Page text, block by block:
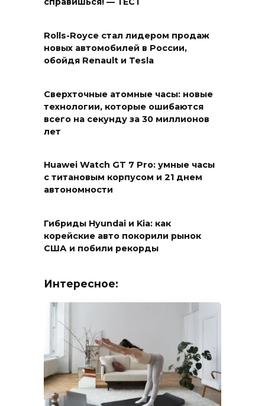
справишься! — ТЕСТ
Rolls-Royce стал лидером продаж
новых автомобилей в России,
обойдя Renault и Tesla
Сверхточные атомные часы: новые
технологии, которые ошибаются
всего на секунду за 30 миллионов
лет
Huawei Watch GT 7 Pro: умные часы
с титановым корпусом и 21 днем
автономности
Гибриды Hyundai и Kia: как
корейские авто покорили рынок
США и побили рекорды
Интересное: